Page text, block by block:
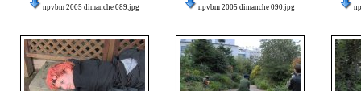
npvbm 2005 dimanche 089.jpg npvbm 2005 dimanche 090.jpg